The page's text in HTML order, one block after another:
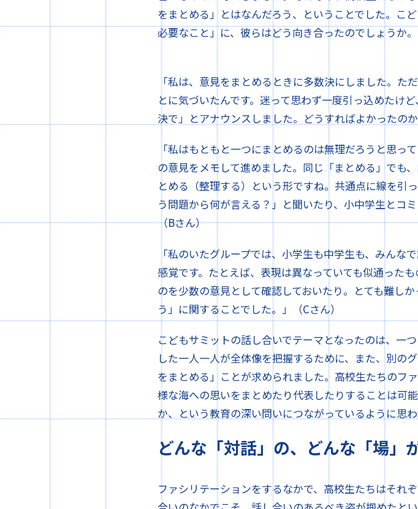
をまとめる」とはなんだろう、ということでした。こ
必要なこと」に、彼らはどう向き合ったのでしょうか。
「私は、意見をまとめるときに多数決にしました。
とに気づいたんです。迷って思わず一度引っ込めたけ
決で」とアナウンスしました。どうすればよかったの
「私はもともと一つにまとめるのは無理だろうと思
の意見をメモして進めました。同じ「まとめる」でも
とめる（整理する）という形ですね。共通点に線を引
う問題から何が言える？」と聞いたり、小中学生とコ
（Bさん）
「私のいたグループでは、小学生も中学生も、みんな
感覚です。たとえば、表現は異なっていても似通った
のを少数の意見として確認しておいたり。とても難し
う」に関することでした。」（Cさん）
こどもサミットの話し合いでテーマとなったのは、一
した一人一人が全体像を把握するために、また、別の
をまとめる」ことが求められました。高校生たちのフ
様な海への思いをまとめたり代表したりすることは可
か、という教育の深い問いにつながっているように思わ
どんな「対話」の、どんな「場」
ファシリテーションをするなかで、高校生たちはそれ